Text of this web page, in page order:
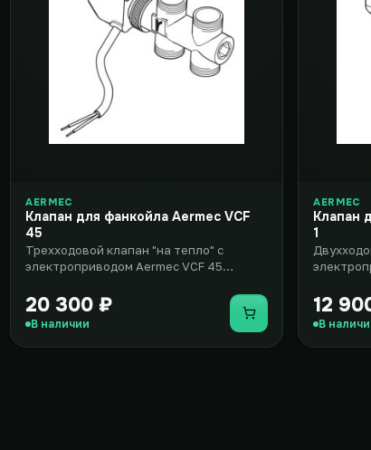
AERMEC
Клапан для фанкойла Aermec VCF
45
Трехходовой клапан "на тепло" с
электроприводом Aermec VCF 45
вентилятор..
20 300 ₽
В наличии Купить
AERMEC
Клапан
1
двумя х..
12
В